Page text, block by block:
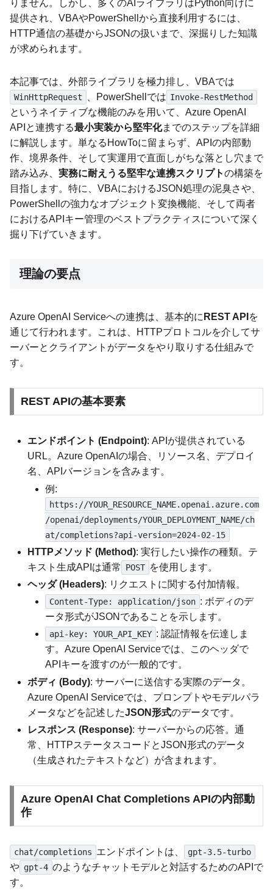
りません。しかし、多くのAIライブラリはPython向けに
提供され、VBAやPowerShellから直接利用するには、
HTTP通信の基礎からJSONの扱いまで、深掘りした知識
が求められます。
本記事では、外部ライブラリを極力排し、VBAでは
WinHttpRequest 、PowerShellでは Invoke-RestMethod
というネイティブな機能のみを用いて、Azure OpenAI
APIと連携する最小実装から堅牢化までのステップを詳細
に解説します。単なるHowToに留まらず、APIの内部動
作、境界条件、そして実運用で直面しがちな落とし穴まで
踏み込み、 実務に耐えうる堅牢な連携スクリプトの構築を
目指します。特に、VBAにおけるJSON処理の泥臭さや、
PowerShellの強力なオブジェクト変換機能、そして両者
におけるAPIキー管理のベストプラクティスについて深く
掘り下げていきます。
理論の要点
Azure OpenAI Serviceへの連携は、基本的に REST API を
通じて行われます。これは、HTTPプロトコルを介してサ
ーバーとクライアントがデータをやり取りする仕組みで
す。
REST APIの基本要素
エンドポイント (Endpoint): APIが提供されている
URL。Azure OpenAIの場合、リソース名、デプロイ
名、APIバージョンを含みます。
例:
https://YOUR_RESOURCE_NAME.openai.azure.com
/openai/deployments/YOUR_DEPLOYMENT_NAME/ch
at/completions?api-version=2024-02-15
HTTPメソッド (Method): 実行したい操作の種類。テ
キスト生成APIは通常
POST を使用します。
ヘッダ (Headers): リクエストに関する付加情報。
Content-Type: application/json : ボディのデ
ータ形式がJSONであることを示します。
api-key: YOUR_API_KEY : 認証情報を伝達しま
す。Azure OpenAI Serviceでは、このヘッダで
APIキーを渡すのが一般的です。
ボディ (Body): サーバーに送信する実際のデータ。
Azure OpenAI Serviceでは、プロンプトやモデルパラ
メータなどを記述したJSON形式のデータです。
レスポンス (Response): サーバーからの応答。通
常、HTTPステータスコードとJSON形式のデータ
（生成されたテキストなど）が含まれます。
Azure OpenAI Chat Completions APIの内部動
作
chat/completions エンドポイントは、 gpt-3.5-turbo
や gpt-4 のようなチャットモデルと対話するためのAPIで
す。